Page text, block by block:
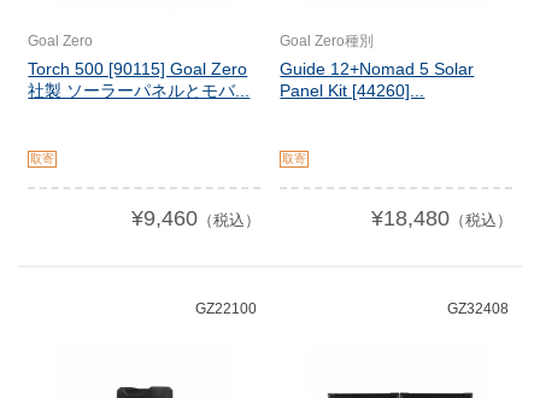
Goal Zero
Torch 500 [90115] Goal Zero
社製 ソーラーパネルとモバ...
取寄
¥9,460（税込）
Goal Zero種別
Guide 12+Nomad 5 Solar
Panel Kit [44260]...
取寄
¥18,480（税込）
GZ22100 GZ32408